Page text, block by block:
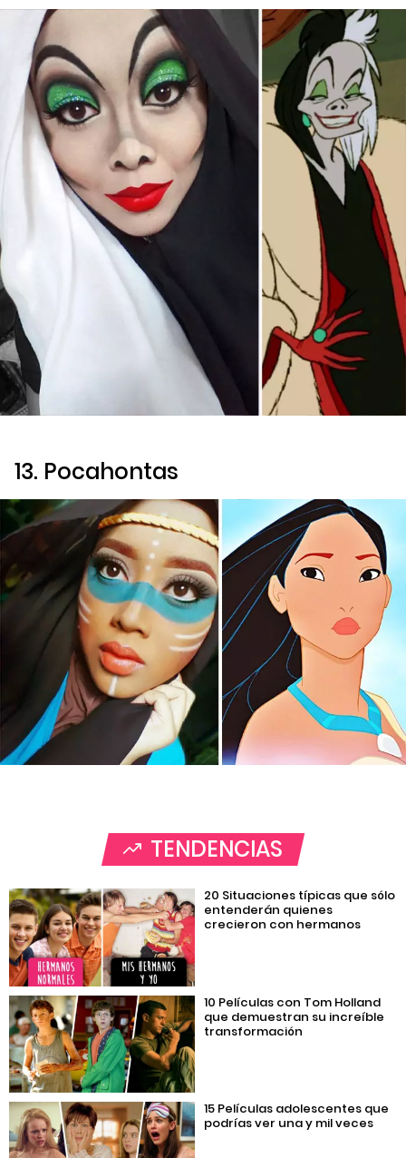
13. Pocahontas
TENDENCIAS
20 Situaciones típicas que sólo
entenderán quienes
crecieron con hermanos
10 Películas con Tom Holland
que demuestran su increíble
transformación
15 Películas adolescentes que
podrías ver una y mil veces